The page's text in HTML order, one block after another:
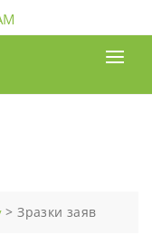
>Зразки заяв